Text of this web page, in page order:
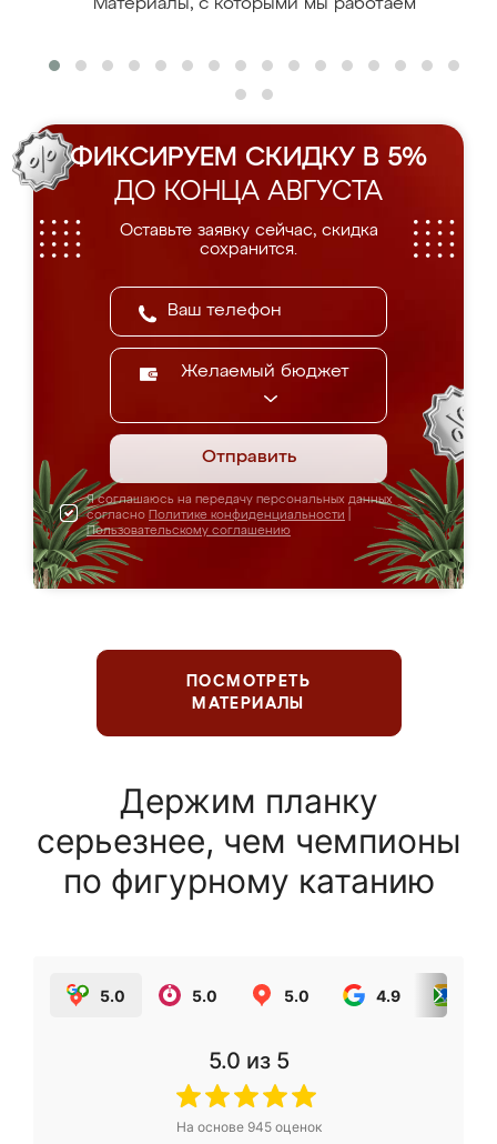
Материалы, с которыми мы работаем
ФИКСИРУЕМ СКИДКУ В 5%
ДО КОНЦА АВГУСТА
Оставьте заявку сейчас, скидка
сохранится.
Желаемый бюджет
Отправить
Я соглашаюсь на передачу персональных данных
согласно Политике конфиденциальности
Пользовательскому соглашению
ПОСМОТРЕТЬ
МАТЕРИАЛЫ
Держим планку
серьезнее, чем чемпионы
по фигурному катанию
5.0 5.0 5.0 4.9
5.0 из 5
На основе 945оценок